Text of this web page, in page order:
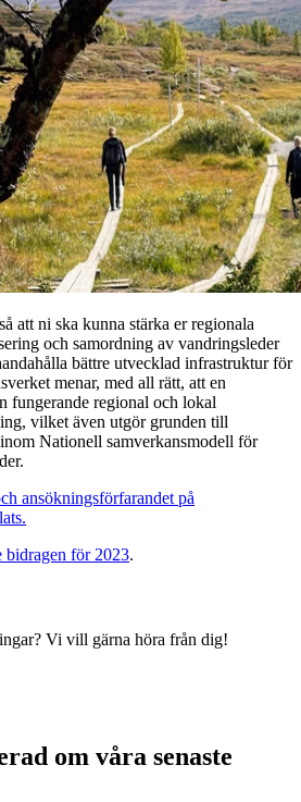
att ni ska kunna stärka er regionala
och samordning av vandringsleder
bättre utvecklad infrastruktur för
menar, med all rätt, att en
fungerande regional och lokal
vilket även utgör grunden till
Nationell samverkansmodell för
ansökningsförfarandet på
bidragen för 2023.
Vi vill gärna höra från dig!
om våra senaste